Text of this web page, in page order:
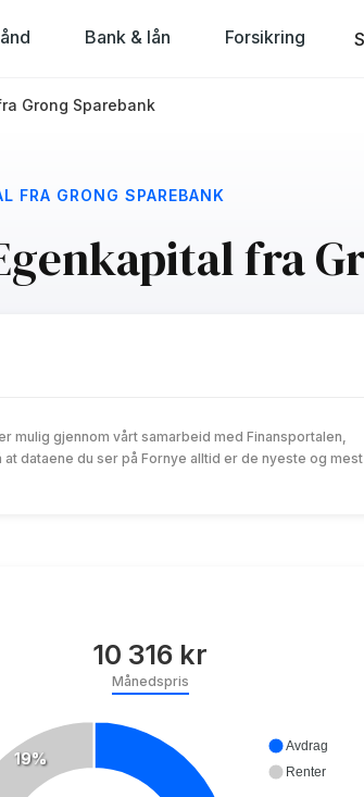
Bank & lån Forsikring
Grong Sparebank
FRA GRONG SPAREBANK
fra
mulig gjennom vårt samarbeid med Finansportalen,
dataene du ser på Fornye alltid er de nyeste og mest
10 316 kr
Månedspris
19%
Avdrag
Renter